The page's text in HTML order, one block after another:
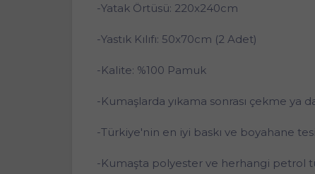
-Yatak Örtüsü: 220x240cm
-Yastık Kılıfı: 50x70cm (2 Adet)
-Kalite: %100 Pamuk
-Kumaşlarda yıkama sonrası çekme ya
-Türkiye'nin en iyi baskı ve boyahane
-Kumaşta polyester ve herhangi petrol